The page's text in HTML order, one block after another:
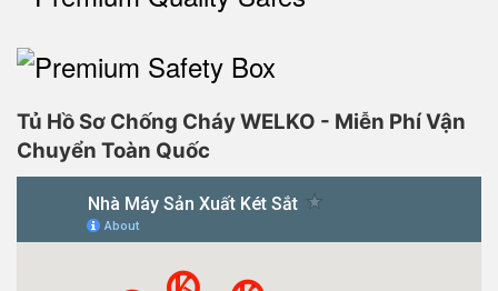
Tủ Hồ Sơ Chống Cháy WELKO - Miễn Phí Vận
Chuyển Toàn Quốc